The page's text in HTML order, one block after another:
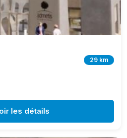
29 km
les détails